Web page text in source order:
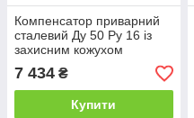
Компенсатор приварний
сталевий Ду 50 Ру 16 із
захисним кожухом
7 434 ₴
Купити